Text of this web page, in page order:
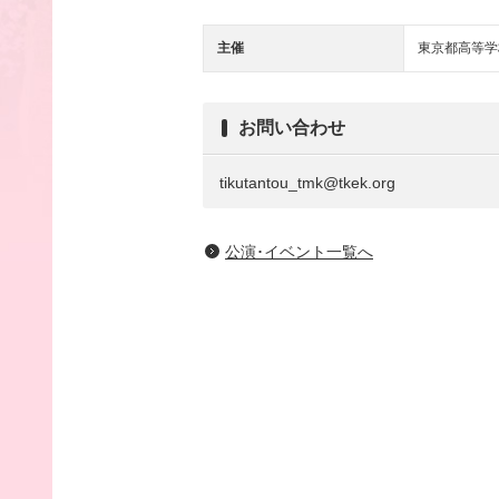
主催 東京都高等
お問い合わせ
tikutantou_tmk@tkek.org
公演･イベント一覧へ